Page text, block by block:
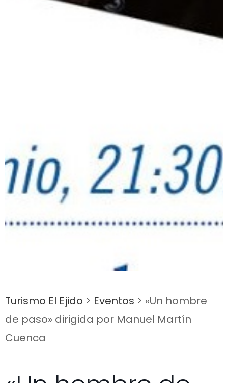
Turismo El Ejido > Eventos > «Un hombre
de paso» dirigida por Manuel Martín
Cuenca